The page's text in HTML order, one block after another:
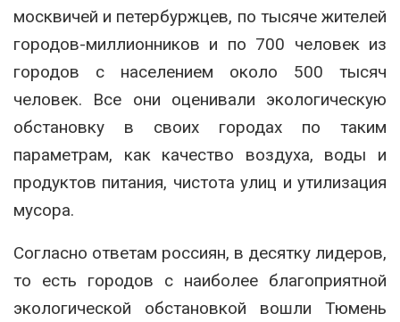
москвичей и петербуржцев, по тысяче жителей
городов-миллионников и по 700 человек из
городов с населением около 500 тысяч
человек. Все они оценивали экологическую
обстановку в своих городах по таким
параметрам, как качество воздуха, воды и
продуктов питания, чистота улиц и утилизация
мусора.
Согласно ответам россиян, в десятку лидеров,
то есть городов с наиболее благоприятной
экологической обстановкой вошли Тюмень